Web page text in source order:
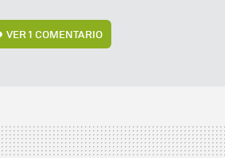
VER1 COMENTARIO